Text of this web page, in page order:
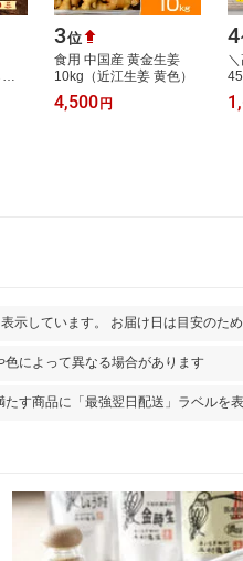
便
3位
食用 中国産 黄金生姜
10kg（近江生姜 黄色）
4,500 円
4
示しています。 お届け日は目安のた
によって異なる場合があります
す商品に「最強翌日配送」ラベルを表